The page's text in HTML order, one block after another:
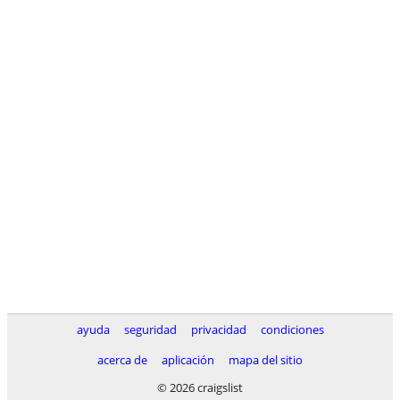
ayuda seguridad privacidad
condiciones
acerca de
aplicación
mapa del sitio
© 2026 craigslist